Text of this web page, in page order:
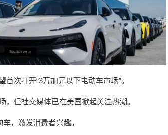
次打开“3万加元以下电动车市场”。
但社交媒体已在美国掀起关注热潮。
，激发消费者兴趣。